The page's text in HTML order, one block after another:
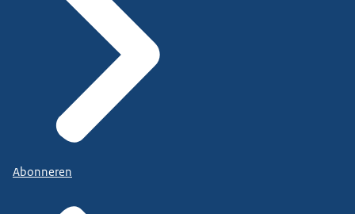
Abonneren